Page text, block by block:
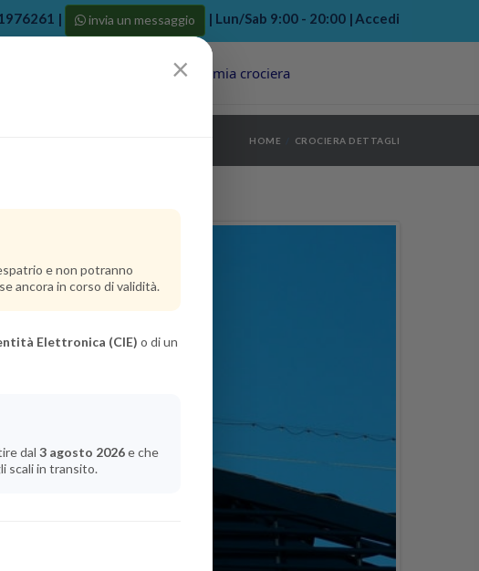
>
>
| invia un messaggio | Lun/Sab 9:00 - 20:00 |Accedi
Last Minute La mia crociera
HOME CROCIERA DETTAGLI
×
e non potranno
ancora in corso di validità.
Elettronica (CIE) o di un
dal 3 agosto 2026e che
scali in transito.